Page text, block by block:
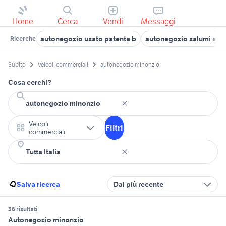
Home Cerca Vendi Messaggi
Ricerche autonegozio usato patente b autonegozio salumi e
Subito Veicoli commerciali autonegozio minonzio
Cosa cerchi?
Veicoli
commerciali
Filtri
Salva ricerca Dal più recente
36 risultati
Autonegozio minonzio